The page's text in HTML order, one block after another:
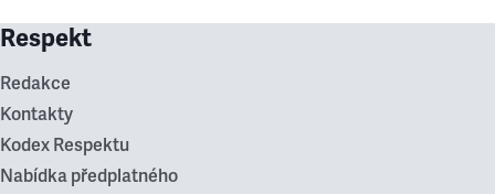
Respekt
Redakce
Kontakty
Kodex Respektu
Nabídka předplatného